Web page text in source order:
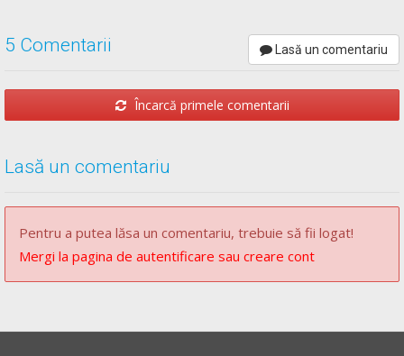
5 Comentarii Lasă un comentariu
Încarcă primele comentarii
Lasă un comentariu
Pentru a putea lăsa un comentariu, trebuie să fii logat!
Mergi la pagina de autentificare sau creare cont